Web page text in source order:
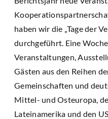
haben wir die „Tage der
durchgeführt. Eine
Veranstaltungen,
Gästen aus den Reihen
Gemeinschaften und
Mittel- und Osteuropa,
Lateinamerika und den